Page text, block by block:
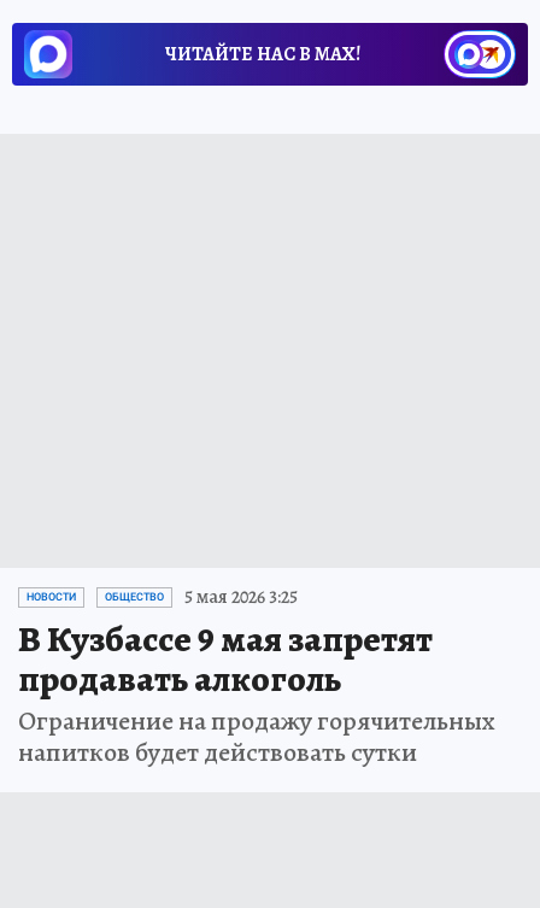
ЧИТАЙТЕ НАС В МАХ!
НОВОСТИ ОБЩЕСТВО 5 мая 2026 3:25
В Кузбассе 9 мая запретят
продавать алкоголь
Ограничение на продажу горячительных
напитков будет действовать сутки